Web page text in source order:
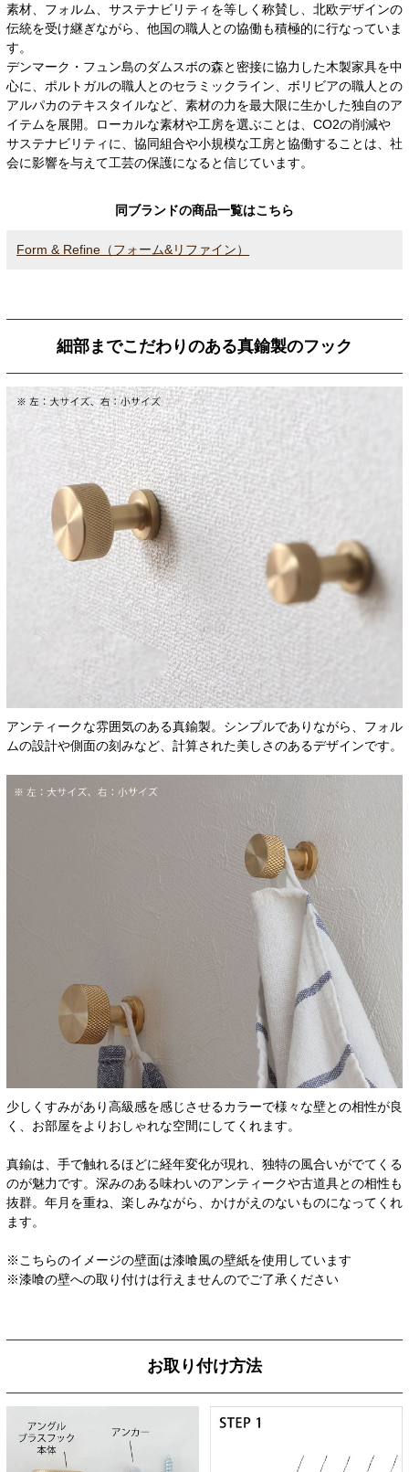
素材、フォルム、サステナビリティを等しく称賛し、北欧デザインの
伝統を受け継ぎながら、他国の職人との協働も積極的に行なっていま
す。
デンマーク・フュン島のダムスボの森と密接に協力した木製家具を中
心に、ポルトガルの職人とのセラミックライン、ボリビアの職人との
アルパカのテキスタイルなど、素材の力を最大限に生かした独自のア
イテムを展開。ローカルな素材や工房を選ぶことは、CO2の削減や
サステナビリティに、協同組合や小規模な工房と協働することは、社
会に影響を与えて工芸の保護になると信じています。
同ブランドの商品一覧はこちら
Form & Refine（フォーム&リファイン）
細部までこだわりのある真鍮製のフック
アンティークな雰囲気のある真鍮製。シンプルでありながら、フォル
ムの設計や側面の刻みなど、計算された美しさのあるデザインです。
少しくすみがあり高級感を感じさせるカラーで様々な壁との相性が良
く、お部屋をよりおしゃれな空間にしてくれます。
真鍮は、手で触れるほどに経年変化が現れ、独特の風合いがでてくる
のが魅力です。深みのある味わいのアンティークや古道具との相性も
抜群。年月を重ね、楽しみながら、かけがえのないものになってくれ
ます。
※こちらのイメージの壁面は漆喰風の壁紙を使用しています
※漆喰の壁への取り付けは行えませんのでご了承ください
お取り付け方法